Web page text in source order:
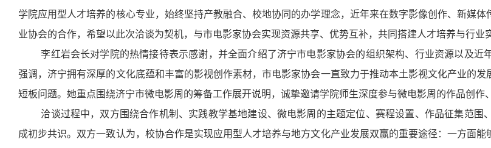
学院应用型人才培养的核心专业，始终坚持产教融合、校地协同的办学理念，近年来在数字影像创作、新媒
业协会的合作，希望以此次洽谈为契机，与市电影家协会实现资源共享、优势互补，共同搭建人才培养与行业
李红岩会长对学院的热情接待表示感谢，并全面介绍了济宁市电影家协会的组织架构、行业资源以及
强调，济宁拥有深厚的文化底蕴和丰富的影视创作素材，市电影家协会一直致力于推动本土影视文化产业的
短板问题。她重点围绕济宁市微电影周的筹备工作展开说明，诚挚邀请学院师生深度参与微电影周的作品创作
洽谈过程中，双方围绕合作机制、实践教学基地建设、微电影周的主题定位、赛程设置、作品征集范
成初步共识。双方一致认为，校协合作是实现应用型人才培养与地方文化产业发展双赢的重要途径：一方面